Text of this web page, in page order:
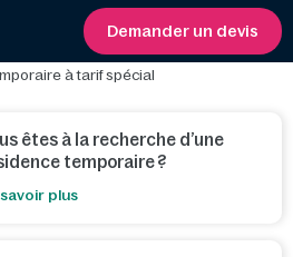
Demander un devis
à tarif spécial
êtes à la recherche d’une
temporaire ?
savoir plus